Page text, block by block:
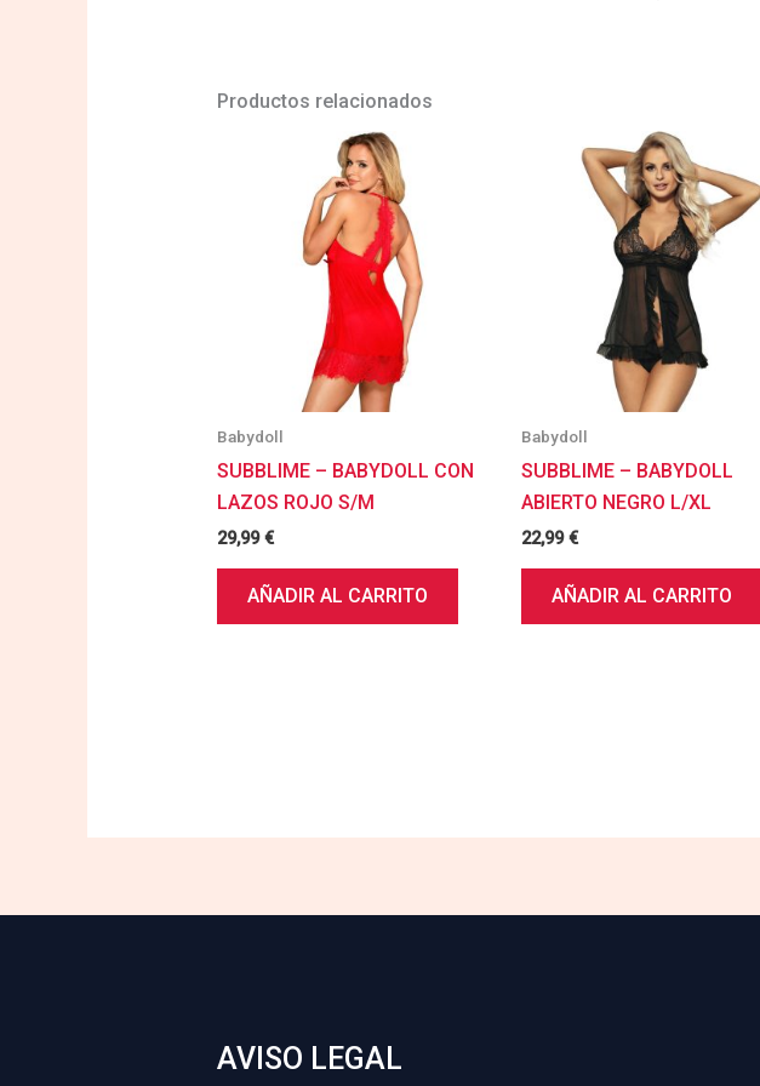
Productos relacionados
Babydoll
SUBBLIME – BABYDOLL CON
LAZOS ROJO S/M
29,99€
AÑADIR AL CARRITO
Babydoll
SUBBLIME – BABYDOLL
ABIERTO NEGRO L/XL
22,99€
AÑADIR AL CARRITO
AVISO LEGAL